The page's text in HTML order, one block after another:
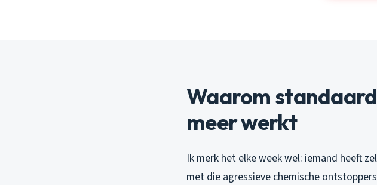
Waarom
meer werkt
Ik merk het elke week wel: iemand heeft
met die agressieve chemische